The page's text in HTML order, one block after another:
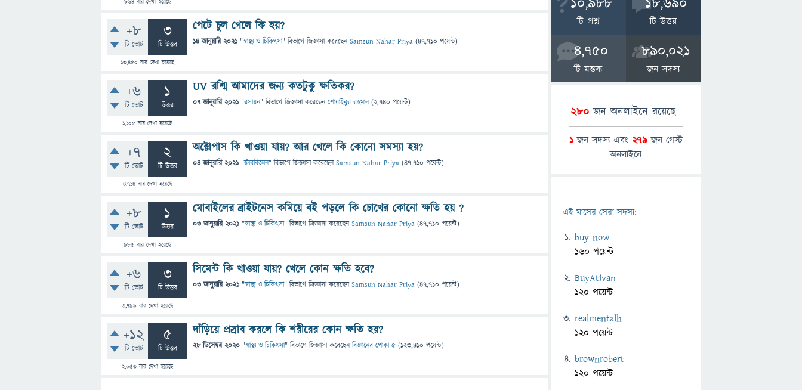
864বার দেখা হয়েছে
+8
টি ভোট
3
টি উত্তর
13,450 বার দেখা হয়েছে
পেটে চুল গেলে কি হয়?
14 জানুয়ারি 2021 "স্বাস্থ্য ও চিকিৎসা" বিভাগে জিজ্ঞাসাকরেছেনSamsun Nahar Priya (47,710 পয়েন্ট)
+6
টি ভোট
1
উত্তর
1,105 বার দেখা হয়েছে
UV রশ্মি আমাদের জন্য কতটুকু ক্ষতিকর?
07 জানুয়ারি 2021 "রসায়ন" বিভাগে জিজ্ঞাসাকরেছেনশোয়াইবুর রহমান (2,740 পয়েন্ট)
+7
টি ভোট
2
টি উত্তর
4,714বার দেখা হয়েছে
অক্টোপাস কি খাওয়া যায়? আর খেলে কি কোনো সমস্যা হয়?
04 জানুয়ারি 2021 "জীববিজ্ঞান" বিভাগে জিজ্ঞাসাকরেছেনSamsun Nahar Priya (47,710 পয়েন্ট)
+8
টি ভোট
1
উত্তর
985 বার দেখা হয়েছে
মোবাইলের ব্রাইটনেস কমিয়ে ব‌ই পড়লে কি চোখের কোনো ক্ষতি হয় ?
03 জানুয়ারি 2021 "স্বাস্থ্য ও চিকিৎসা" বিভাগে জিজ্ঞাসাকরেছেনSamsun Nahar Priya (47,710 পয়েন্ট)
+6
টি ভোট
3
টি উত্তর
3,799 বার দেখা হয়েছে
সিমেন্ট কি খাওয়া যায়? খেলে কোন ক্ষতি হবে?
03 জানুয়ারি 2021 "স্বাস্থ্য ও চিকিৎসা" বিভাগে জিজ্ঞাসাকরেছেনSamsun Nahar Priya (47,710 পয়েন্ট)
+12
টি ভোট
5
টি উত্তর
2,053বার দেখা হয়েছে
দাঁড়িয়ে প্রস্রাব করলে কি শরীরের কোন ক্ষতি হয়?
28 ডিসেম্বর 2020 "স্বাস্থ্য ও চিকিৎসা" বিভাগে জিজ্ঞাসাকরেছেনবিজ্ঞানের পোকা ৫ (123,410 পয়েন্ট)
টি প্রশ্ন টি উত্তর
4,750
টি মন্তব্য
890,021
জন সদস্য
280 জন অনলাইনে রয়েছে
1জন সদস্য এবং 279জন গেস্ট
অনলাইনে
এই মাসের সেরা সদস্য:
buy now
160 পয়েন্ট
BuyAtivan
120 পয়েন্ট
realmentalh
120 পয়েন্ট
brownrobert
120 পয়েন্ট